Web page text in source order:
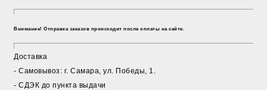
Внимание! Отправка заказов происходит после оплаты на сайте.
Доставка
- Cамовывоз: г. Самара, ул. Победы, 1.
- СДЭК до пункта выдачи